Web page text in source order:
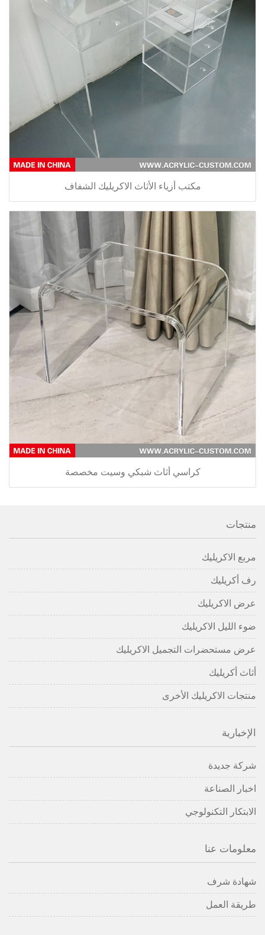
مكتب أزياء الأثاث الاكريليك الشفاف
كراسي أثاث شبكي وسيت مخصصة
منتجات
مربع الاكريليك
رف أكريليك
عرض الاكريليك
ضوء الليل الاكريليك
عرض مستحضرات التجميل الاكريليك
أثاث أكريليك
منتجات الاكريليك الأخرى
الإخبارية
شركة جديدة
اخبار الصناعة
الابتكار التكنولوجي
معلومات عنا
شهادة شرف
طريقة العمل